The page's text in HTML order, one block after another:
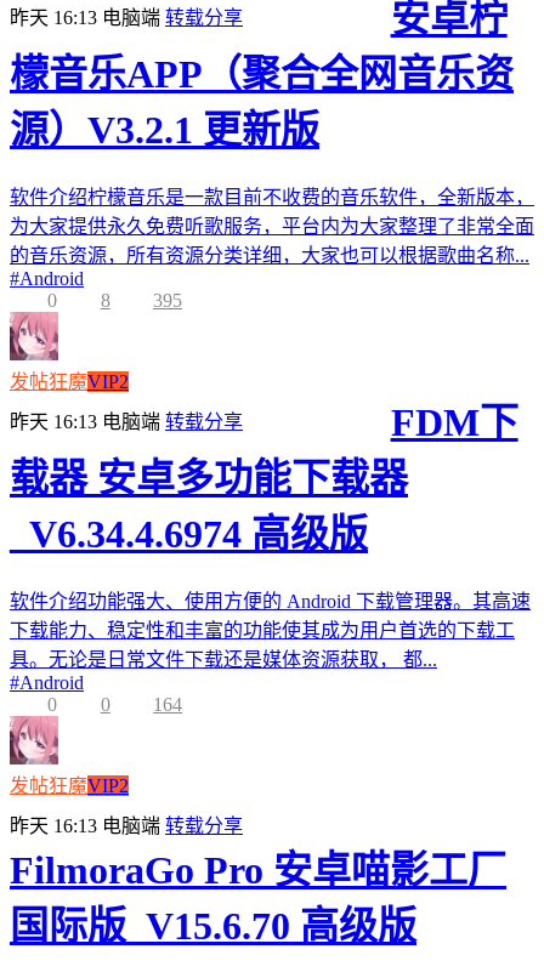
昨天 16:13 电脑端 转载分享
安卓柠
檬音乐APP（聚合全网音乐资
源）V3.2.1 更新版
软件介绍柠檬音乐是一款目前不收费的音乐软件，全新版本，
为大家提供永久免费听歌服务，平台内为大家整理了非常全面
的音乐资源，所有资源分类详细，大家也可以根据歌曲名称...
#Android
0
8 395
发帖狂魔VIP2
昨天 16:13 电脑端 转载分享
FDM下
载器 安卓多功能下载器
_V6.34.4.6974 高级版
软件介绍功能强大、使用方便的 Android 下载管理器。其高速
下载能力、稳定性和丰富的功能使其成为用户首选的下载工
具。无论是日常文件下载还是媒体资源获取， 都...
#Android
0
0 164
发帖狂魔VIP2
昨天 16:13 电脑端 转载分享
FilmoraGo Pro 安卓喵影工厂
国际版_V15.6.70 高级版